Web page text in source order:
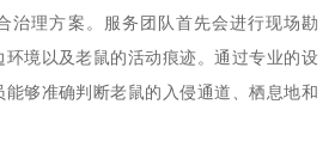
治理方案。服务团队首先会进行现场勘
境以及老鼠的活动痕迹。通过专业的设
够准确判断老鼠的入侵通道、栖息地和